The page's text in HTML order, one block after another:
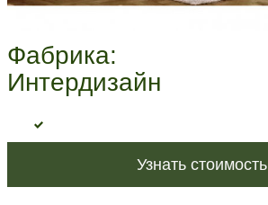
Фабрика:
Интердизайн
Узнать стоимость